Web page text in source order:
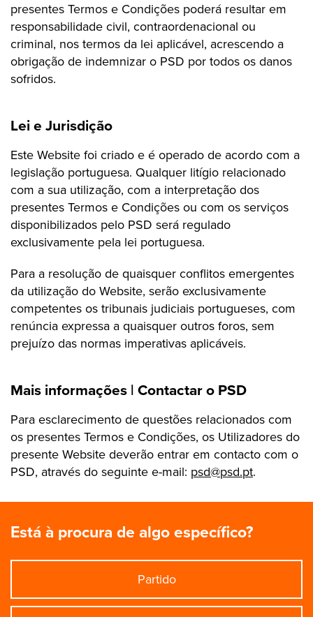
presentes Termos e Condições poderá resultar em
responsabilidade civil, contraordenacional ou
criminal, nos termos da lei aplicável, acrescendo a
obrigação de indemnizar o PSD por todos os danos
sofridos.
Lei e Jurisdição
Este Website foi criado e é operado de acordo com a
legislação portuguesa. Qualquer litígio relacionado
com a sua utilização, com a interpretação dos
presentes Termos e Condições ou com os serviços
disponibilizados pelo PSD será regulado
exclusivamente pela lei portuguesa.
Para a resolução de quaisquer conflitos emergentes
da utilização do Website, serão exclusivamente
competentes os tribunais judiciais portugueses, com
renúncia expressa a quaisquer outros foros, sem
prejuízo das normas imperativas aplicáveis.
Mais informações | Contactar o PSD
Para esclarecimento de questões relacionados com
os presentes Termos e Condições, os Utilizadores do
presente Website deverão entrar em contacto com o
PSD, através do seguinte e-mail: psd@psd.pt.
Está à procura de algo específico?
Partido